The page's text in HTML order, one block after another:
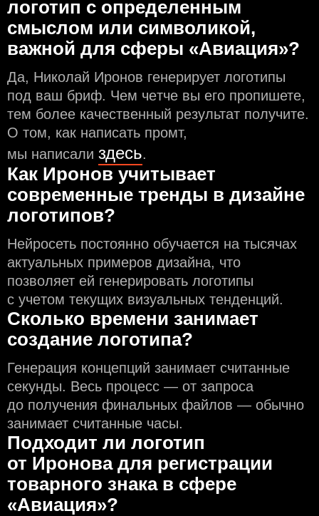
логотип с определeнным
смыслом или символикой,
важной для сферы «Авиация»?
Да, Николай Иронов генерирует логотипы
под ваш бриф. Чем чeтче вы его пропишете,
тем более качественный результат получите.
О том, как написать промт,
мы написали здесь.
Как Иронов учитывает
современные тренды в дизайне
логотипов?
Нейросеть постоянно обучается на тысячах
актуальных примеров дизайна, что
позволяет ей генерировать логотипы
с учeтом текущих визуальных тенденций.
Сколько времени занимает
создание логотипа?
Генерация концепций занимает считанные
секунды. Весь процесс — от запроса
до получения финальных файлов — обычно
занимает считанные часы.
Подходит ли логотип
от Иронова для регистрации
товарного знака в сфере
«Авиация»?